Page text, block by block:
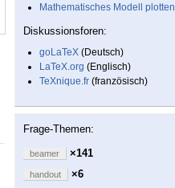
Mathematisches Modell plotten
Diskussionsforen:
goLaTeX (Deutsch)
LaTeX.org (Englisch)
TeXnique.fr (französisch)
Frage-Themen:
beamer ×141
handout ×6